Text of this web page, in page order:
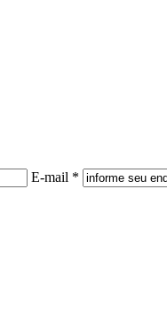
E-mail *